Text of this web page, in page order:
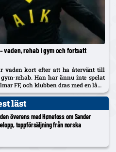
vaden, rehab i gym och fortsatt
vaden kort efter att ha återvänt till
rehab. Han har ännu inte spelat
FF, och klubben dras med en lång
läst
överens med Hønefoss om Sander
toppförsäljning från norska